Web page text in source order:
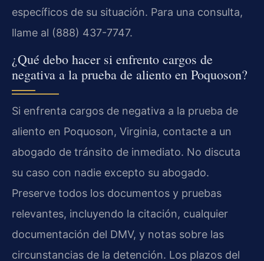
específicos de su situación. Para una consulta,
llame al (888) 437-7747.
¿Qué debo hacer si enfrento cargos de
negativa a la prueba de aliento en Poquoson?
Si enfrenta cargos de negativa a la prueba de
aliento en Poquoson, Virginia, contacte a un
abogado de tránsito de inmediato. No discuta
su caso con nadie excepto su abogado.
Preserve todos los documentos y pruebas
relevantes, incluyendo la citación, cualquier
documentación del DMV, y notas sobre las
circunstancias de la detención. Los plazos del